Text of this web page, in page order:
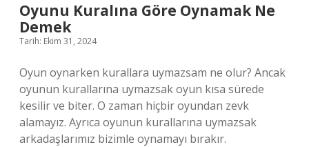
Oyunu Kuralına Göre Oynamak Ne
Demek
Tarih: Ekim 31, 2024
Oyun oynarken kurallara uymazsam ne olur? Ancak
oyunun kurallarına uymazsak oyun kısa sürede
kesilir ve biter. O zaman hiçbir oyundan zevk
alamayız. Ayrıca oyunun kurallarına uymazsak
arkadaşlarımız bizimle oynamayı bırakır.